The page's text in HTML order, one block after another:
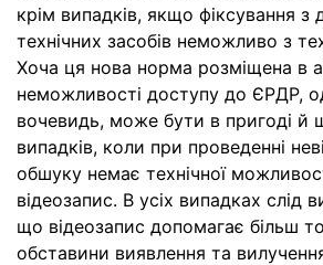
крім випадків, якщо фіксування
технічних засобів неможливо з
Хоча ця нова норма розміщена в
неможливості доступу до ЄРДР,
вочевидь, може бути в пригоді й
випадків, коли при проведенні
обшуку немає технічної
відеозапис. В усіх випадках слід
що відеозапис допомагає більш
обставини виявлення та